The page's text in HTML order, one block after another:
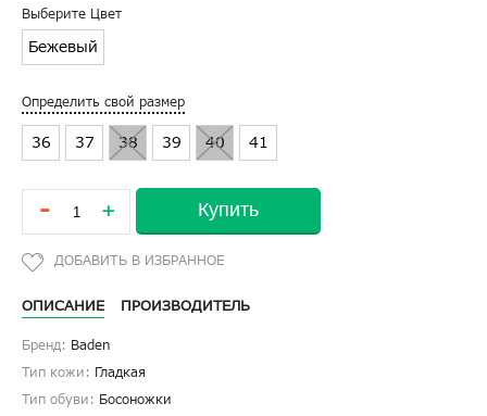
Выберите Цвет
Бежевый
Определить свой размер
36 37 38 39 40 41
- + Купить
ОПИСАНИЕ ПРОИЗВОДИТЕЛЬ
Бренд: Baden
Тип кожи: Гладкая
Тип обуви: Босоножки